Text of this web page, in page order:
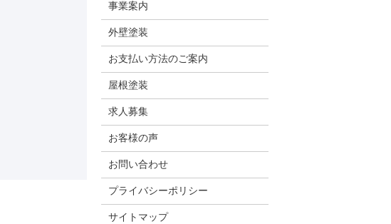
事業案内
外壁塗装
お支払い方法のご案内
屋根塗装
求人募集
お客様の声
お問い合わせ
プライバシーポリシー
サイトマップ